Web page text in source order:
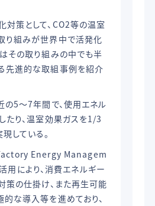
策として、CO2等の温室
り組みが世界中で活発化
その取り組みの中でも半
先進的な取組事例を紹介
の5～7年間で、使用エネル
たり、温室効果ガスを1/3
している。
Factory Energy Managem
により、消費エネルギー
策の仕掛け、また再生可能
な導入等を進めており、